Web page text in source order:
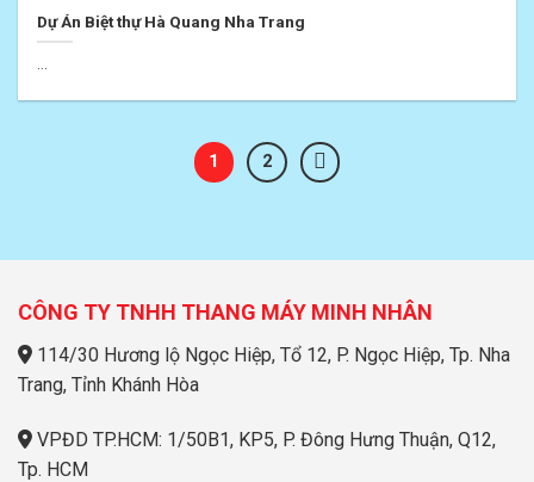
Dự Án Biệt thự Hà Quang Nha Trang
1 2
CÔNG TY TNHH THANG MÁY MINH NHÂN
114/30 Hương lộ Ngọc Hiệp, Tổ 12, P. Ngọc Hiệp, Tp. Nha
Trang, Tỉnh Khánh Hòa
VPĐD TP.HCM: 1/50B1, KP5, P. Đông Hưng Thuận, Q12,
Tp. HCM